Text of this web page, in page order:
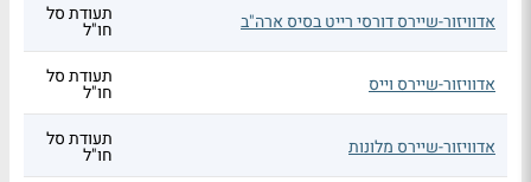
אדוויזור-שיירס דורסי רייט בסיס ארה"ב תעודת סל
חו"ל
אדוויזור-שיירס וייס תעודת סל
חו"ל
אדוויזור-שיירס מלונות תעודת סל
חו"ל